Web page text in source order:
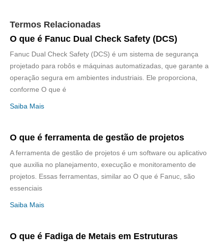
Termos Relacionadas
O que é Fanuc Dual Check Safety (DCS)
Fanuc Dual Check Safety (DCS) é um sistema de segurança
projetado para robôs e máquinas automatizadas, que garante a
operação segura em ambientes industriais. Ele proporciona,
conforme O que é
Saiba Mais
O que é ferramenta de gestão de projetos
A ferramenta de gestão de projetos é um software ou aplicativo
que auxilia no planejamento, execução e monitoramento de
projetos. Essas ferramentas, similar ao O que é Fanuc, são
essenciais
Saiba Mais
O que é Fadiga de Metais em Estruturas